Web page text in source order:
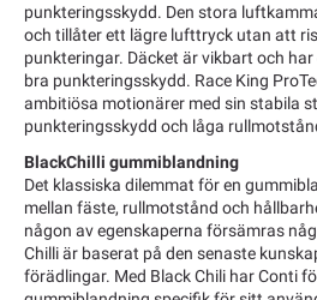
punkteringsskydd. Den stora
och tillåter ett lägre lufttryck utan att
punkteringar. Däcket är vikbart och
bra punkteringsskydd. Race King
ambitiösa motionärer med sin stabila
punkteringsskydd och låga
BlackChilli gummiblandning
Det klassiska dilemmat för en
mellan fäste, rullmotstånd och
någon av egenskaperna försämras
Chilli är baserat på den senaste
förädlingar. Med Black Chili har Conti